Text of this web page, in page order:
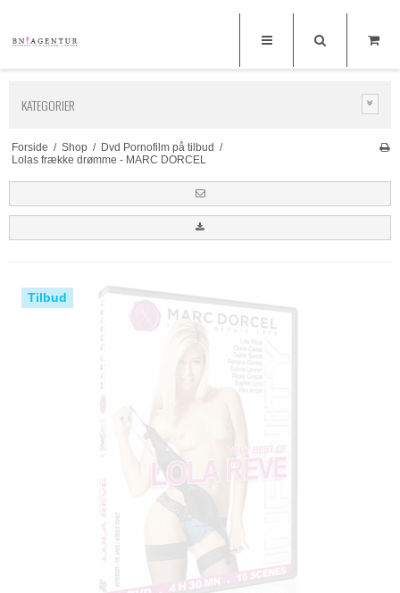
KATEGORIER
Forside / Shop / Dvd Pornofilm på tilbud /
Lolas frække drømme - MARC DORCEL
Tilbud